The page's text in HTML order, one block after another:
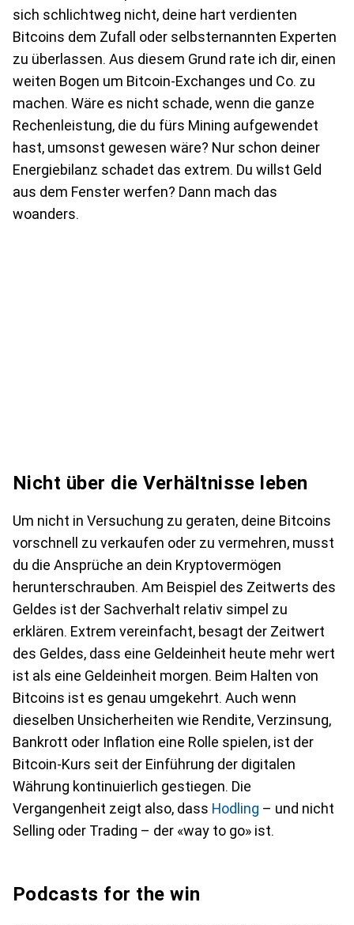
sich schlichtweg nicht, deine hart verdienten
Bitcoins dem Zufall oder selbsternannten Experten
zu überlassen. Aus diesem Grund rate ich dir, einen
weiten Bogen um Bitcoin-Exchanges und Co. zu
machen. Wäre es nicht schade, wenn die ganze
Rechenleistung, die du fürs Mining aufgewendet
hast, umsonst gewesen wäre? Nur schon deiner
Energiebilanz schadet das extrem. Du willst Geld
aus dem Fenster werfen? Dann mach das
woanders.
Nicht über die Verhältnisse leben
Um nicht in Versuchung zu geraten, deine Bitcoins
vorschnell zu verkaufen oder zu vermehren, musst
du die Ansprüche an dein Kryptovermögen
herunterschrauben. Am Beispiel des Zeitwerts des
Geldes ist der Sachverhalt relativ simpel zu
erklären. Extrem vereinfacht, besagt der Zeitwert
des Geldes, dass eine Geldeinheit heute mehr wert
ist als eine Geldeinheit morgen. Beim Halten von
Bitcoins ist es genau umgekehrt. Auch wenn
dieselben Unsicherheiten wie Rendite, Verzinsung,
Bankrott oder Inflation eine Rolle spielen, ist der
Bitcoin-Kurs seit der Einführung der digitalen
Währung kontinuierlich gestiegen. Die
Vergangenheit zeigt also, dass Hodling – und nicht
Selling oder Trading – der «way to go» ist.
Podcasts for the win